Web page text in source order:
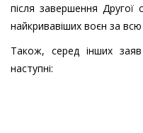
після завершення Другої
найкривавіших воєн за всю
Також, серед інших
наступні: